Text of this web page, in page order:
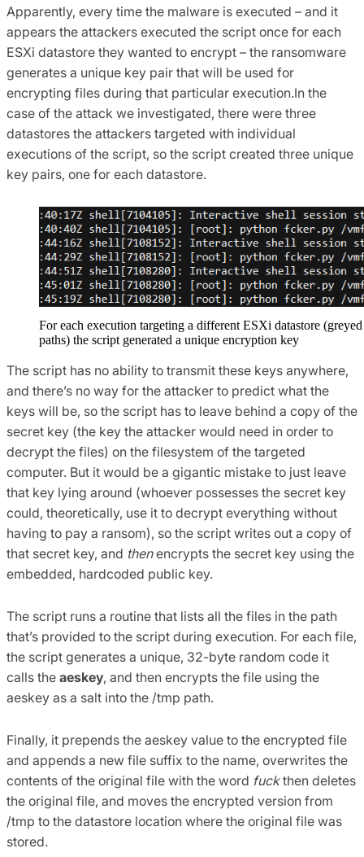
Apparently, every time the malware is executed – and it
appears the attackers executed the script once for each
ESXi datastore they wanted to encrypt – the ransomware
generates a unique key pair that will be used for
encrypting files during that particular execution.In the
case of the attack we investigated, there were three
datastores the attackers targeted with individual
executions of the script, so the script created three unique
key pairs, one for each datastore.
For each execution targeting a different ESXi datastore
paths) the script generated a unique encryption key
The script has no ability to transmit these keys anywhere,
and there’s no way for the attacker to predict what the
keys will be, so the script has to leave behind a copy of the
secret key (the key the attacker would need in order to
decrypt the files) on the filesystem of the targeted
computer. But it would be a gigantic mistake to just leave
that key lying around (whoever possesses the secret key
could, theoretically, use it to decrypt everything without
having to pay a ransom), so the script writes out a copy of
that secret key, and thenencrypts the secret key using the
embedded, hardcoded public key.
The script runs a routine that lists all the files in the path
that’s provided to the script during execution. For each file,
the script generates a unique, 32-byte random code it
calls the aeskey, and then encrypts the file using the
aeskey as a salt into the /tmp path.
Finally, it prepends the aeskey value to the encrypted file
and appends a new file suffix to the name, overwrites the
contents of the original file with the word fuckthen deletes
the original file, and moves the encrypted version from
/tmp to the datastore location where the original file was
stored.